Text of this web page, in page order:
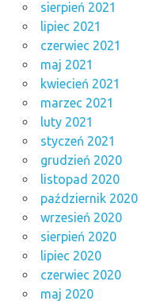
sierpień 2021
lipiec 2021
czerwiec 2021
maj 2021
kwiecień 2021
marzec 2021
luty 2021
styczeń 2021
grudzień 2020
listopad 2020
październik 2020
wrzesień 2020
sierpień 2020
lipiec 2020
czerwiec 2020
maj 2020